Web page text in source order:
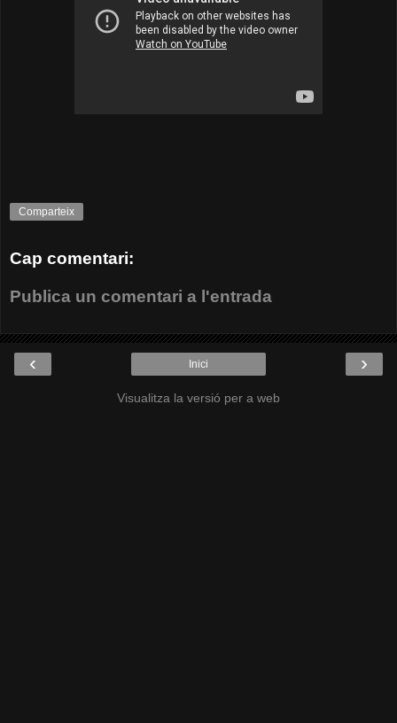
Comparteix
Cap comentari:
Publica un comentari a l'entrada
‹ ›
Inici
Visualitza la versió per a web